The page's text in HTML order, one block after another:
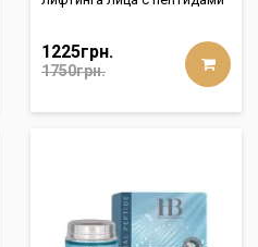
1225грн.
1750грн.